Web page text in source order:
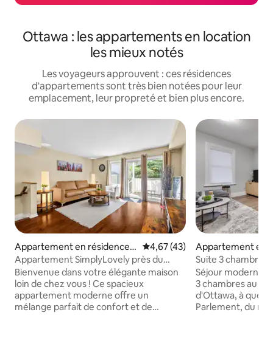
Ottawa : les appartements en location
les mieux notés
Les voyageurs approuvent : ces résidences
d'appartements sont très bien notées pour leur
emplacement, leur propreté et bien plus encore.
Appartement en résidence ⋅
Ottawa
Évaluation moyenne sur la
4,67 (43)
Appartement SimplyLovely près du
centre-ville | Parking | Patio
Bienvenue dans votre élégante maison
loin de chez vous ! Ce spacieux
appartement moderne offre un
mélange parfait de confort et de
Appartement en
⋅ Ottawa
Suite 3
avec parking | DT
Séjour moderne
3 chambres au
d'Ottawa, à
Parlement, du